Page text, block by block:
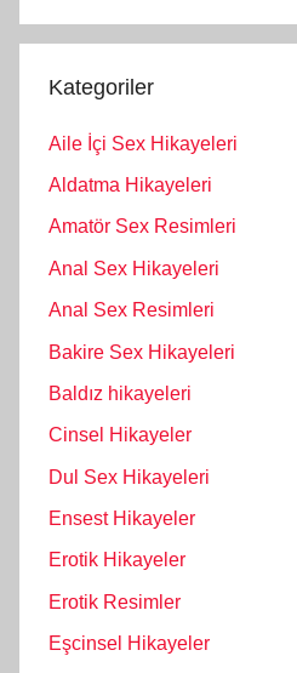
Kategoriler
Aile İçi Sex Hikayeleri
Aldatma Hikayeleri
Amatör Sex Resimleri
Anal Sex Hikayeleri
Anal Sex Resimleri
Bakire Sex Hikayeleri
Baldız hikayeleri
Cinsel Hikayeler
Dul Sex Hikayeleri
Ensest Hikayeler
Erotik Hikayeler
Erotik Resimler
Eşcinsel Hikayeler